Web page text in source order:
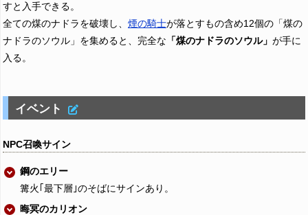
すと入手できる。
全ての煤のナドラを破壊し、 煙の騎士が落とすもの含め12個の「煤の
ナドラのソウル」を集めると、完全な 「煤のナドラのソウル」 が手に
入る。
イベント
NPC召喚サイン
鋼のエリー
篝火｢最下層｣のそばにサインあり。
晦冥のカリオン